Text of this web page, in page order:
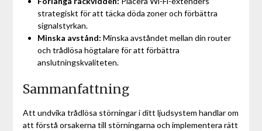
strategiskt för att täcka döda zoner och förbättra
signalstyrkan.
Minska avstånd: Minska avståndet mellan din router
och trådlösa högtalare för att förbättra
anslutningskvaliteten.
Sammanfattning
Att undvika trådlösa störningar i ditt ljudsystem handlar om
att förstå orsakerna till störningarna och implementera rätt